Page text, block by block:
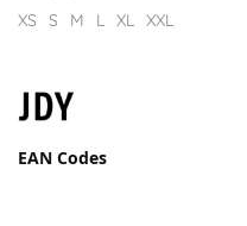
XS S M L XL XXL
EAN Codes